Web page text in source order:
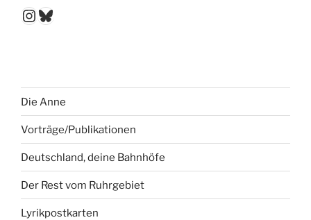
Instagram
Bluesky
Die Anne
Vorträge/Publikationen
Deutschland, deine Bahnhöfe
Der Rest vom Ruhrgebiet
Lyrikpostkarten